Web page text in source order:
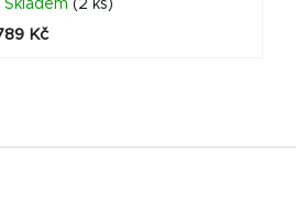
Skladem (2 ks)
Kč